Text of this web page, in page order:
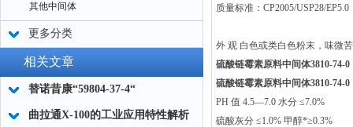
其他中间体
更多分类
相关文章
替诺昔康“59804-37-4“
曲拉通X-100的工业应用特性解析
质量标准：CP2005/USP28/EP5.0
外 观 白色或类白色粉末，味微
硫酸链霉素原料中间体3810-74-0
硫酸链霉素原料中间体3810-74-0
PH 值 4.5—7.0 水分 ≤7.0%
硫酸灰分 ≤1.0% 甲醇*≥0.3%